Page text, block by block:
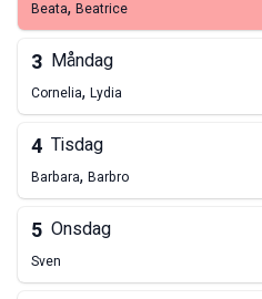
Beata, Beatrice
3 Måndag
Cornelia, Lydia
4 Tisdag
Barbara, Barbro
5 Onsdag
Sven